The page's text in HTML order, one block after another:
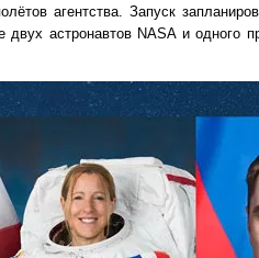
агентства. Запуск
астронавтов NASA и одного